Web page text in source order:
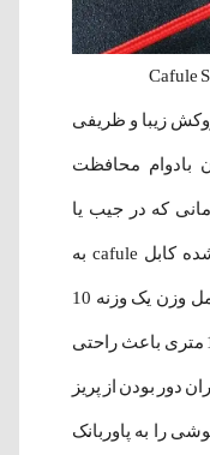
زیبا و ظریفی
بادوام محافظت
که در جیب یا
کوله پشتی قرار بگیرد. بدنه بافته شده کابل cafule به
قدری مستحکم است که توانایی تحمل وزن یک وزنه 10
کیلویی را خواهد داشت. طول کابل 1 متری باعث راحتی
دور بودن از پریز
را به پاوربانک